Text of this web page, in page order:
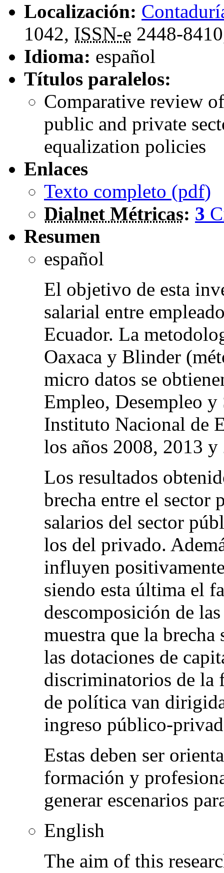
Localización:
1042, ISSN-e 2448-
Idioma: español
Títulos paralelos:
Comparative review
public and private
equalization policies
Enlaces
Texto completo (pdf)
Dialnet Métricas: 3
Resumen
español
El objetivo de esta
salarial entre
Ecuador. La
Oaxaca y Blinder
micro datos se
Empleo, Desempleo
Instituto Nacional de
los años 2008, 2013 y
Los resultados
brecha entre el
salarios del sector
los del privado.
influyen
siendo esta última el
descomposición de
muestra que la
las dotaciones de
discriminatorios de la
de política van
ingreso público-
Estas deben ser
formación y
generar escenarios
English
The aim of this